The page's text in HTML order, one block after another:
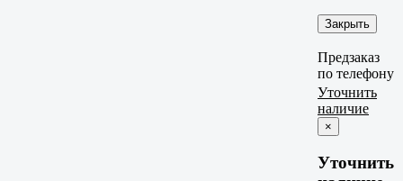
Закрыть
Предзаказ
по телефону
Уточнить
наличие
×
Уточнить